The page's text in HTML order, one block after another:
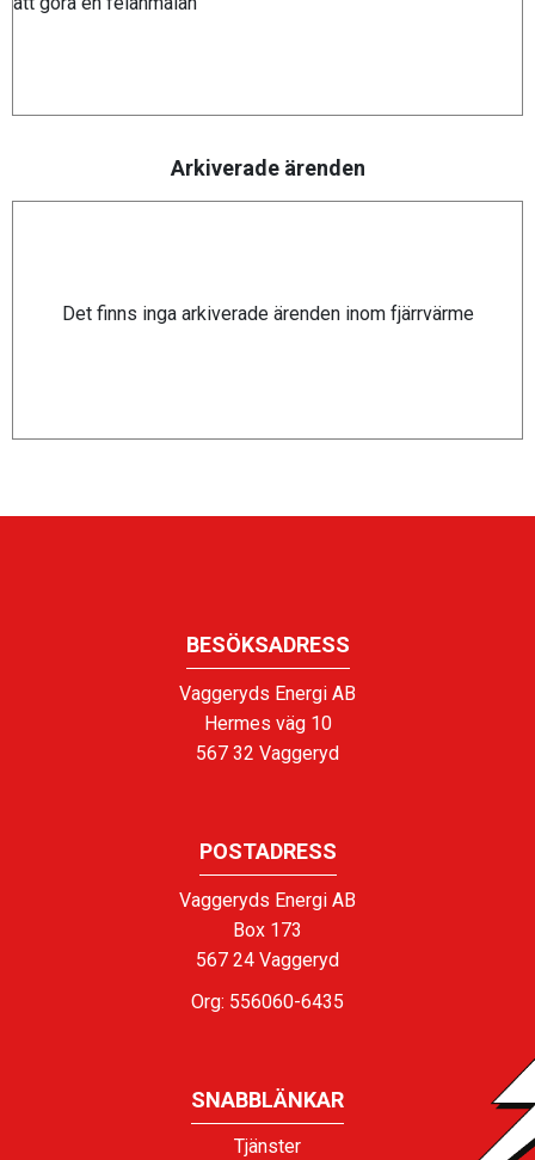
Arkiverade ärenden
Det finns inga arkiverade ärenden inom fjärrvärme
BESÖKSADRESS
Vaggeryds Energi AB
Hermes väg 10
567 32 Vaggeryd
POSTADRESS
Vaggeryds Energi AB
Box 173
567 24 Vaggeryd
Org: 556060-6435
SNABBLÄNKAR
Tjänster